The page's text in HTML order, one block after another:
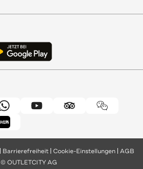
Barrierefreiheit Cookie-Einstellungen AGB
© OUTLETCITY AG